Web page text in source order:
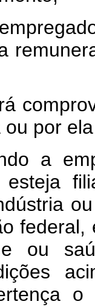
por
a
ou
o